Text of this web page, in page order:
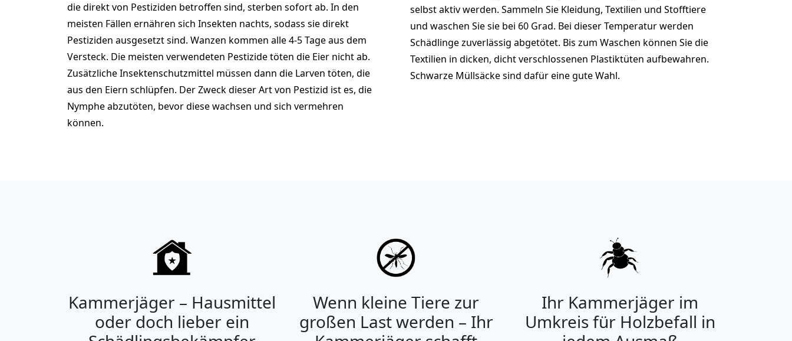
die direkt von Pestiziden betroffen sind, sterben sofort ab. In den
meisten Fällen ernähren sich Insekten nachts, sodass sie direkt
Pestiziden ausgesetzt sind. Wanzen kommen alle 4-5 Tage aus dem
Versteck. Die meisten verwendeten Pestizide töten die Eier nicht ab.
Zusätzliche Insektenschutzmittel müssen dann die Larven töten, die
aus den Eiern schlüpfen. Der Zweck dieser Art von Pestizid ist es, die
Nymphe abzutöten, bevor diese wachsen und sich vermehren
können.
selbst aktiv werden. Sammeln Sie Kleidung, Textilien und Stofftiere
und waschen Sie sie bei 60 Grad. Bei dieser Temperatur werden
Schädlinge zuverlässig abgetötet. Bis zum Waschen können Sie die
Textilien in dicken, dicht verschlossenen Plastiktüten aufbewahren.
Schwarze Müllsäcke sind dafür eine gute Wahl.
Kammerjäger – Hausmittel
oder doch lieber ein
Wenn kleine Tiere zur
großen Last werden – Ihr
Ihr Kammerjäger im
Umkreis für Holzbefall in